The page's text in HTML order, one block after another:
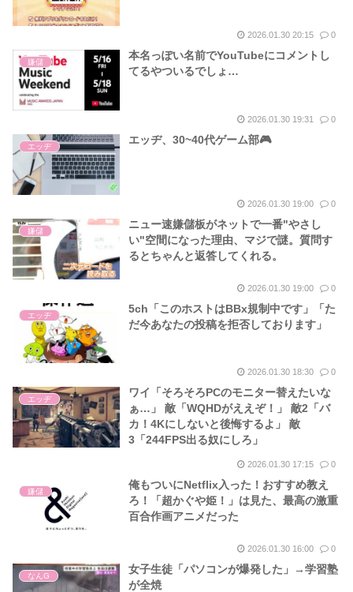
2026.01.30 20:15 0
嫌儲
本名っぽい名前でYouTubeにコメントし
てるやついるでしょ…
2026.01.30 19:31 0
エッヂ
エッヂ、30~40代ゲーム部🎮
2026.01.30 19:00 0
嫌儲
ニュー速嫌儲板がネットで一番"やさし
い"空間になった理由、マジで謎。質問す
るとちゃんと返答してくれる。
2026.01.30 19:00 0
エッヂ
5ch「このホストはBBx規制中です」「た
だ今あなたの投稿を拒否しております」
2026.01.30 18:30 0
エッヂ
ワイ「そろそろPCのモニター替えたいな
ぁ…」 敵「WQHDがええぞ！」 敵2「バ
カ！4Kにしないと後悔するよ」 敵
3「244FPS出る奴にしろ」
2026.01.30 17:15 0
嫌儲
俺もついにNetflix入った！おすすめ教え
ろ！「超かぐや姫！」は見た、最高の激重
百合作画アニメだった
2026.01.30 16:00 0
なんG
女子生徒「パソコンが爆発した」→学習塾
が全焼